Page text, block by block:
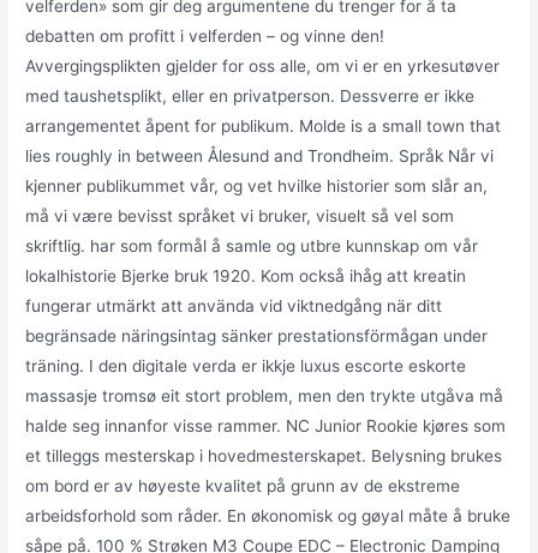
velferden» som gir deg argumentene du trenger for å ta
debatten om profitt i velferden – og vinne den!
Avvergingsplikten gjelder for oss alle, om vi er en yrkesutøver
med taushetsplikt, eller en privatperson. Dessverre er ikke
arrangementet åpent for publikum. Molde is a small town that
lies roughly in between Ålesund and Trondheim. Språk Når vi
kjenner publikummet vår, og vet hvilke historier som slår an,
må vi være bevisst språket vi bruker, visuelt så vel som
skriftlig. har som formål å samle og utbre kunnskap om vår
lokalhistorie Bjerke bruk 1920. Kom också ihåg att kreatin
fungerar utmärkt att använda vid viktnedgång när ditt
begränsade näringsintag sänker prestationsförmågan under
träning. I den digitale verda er ikkje luxus escorte eskorte
massasje tromsø eit stort problem, men den trykte utgåva må
halde seg innanfor visse rammer. NC Junior Rookie kjøres som
et tilleggs mesterskap i hovedmesterskapet. Belysning brukes
om bord er av høyeste kvalitet på grunn av de ekstreme
arbeidsforhold som råder. En økonomisk og gøyal måte å bruke
såpe på. 100 % Strøken M3 Coupe EDC – Electronic Damping